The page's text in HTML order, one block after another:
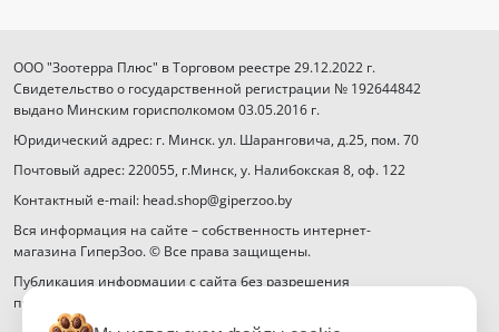
ООО "Зоотерра Плюс" в Торговом реестре 29.12.2022 г.
Свидетельство о государственной регистрации № 192644842
выдано Минским горисполкомом 03.05.2016 г.
Юридический адрес: г. Минск. ул. Шаранговича, д.25, пом. 70
Почтовый адрес: 220055, г.Минск, у. Налибокская 8, оф. 122
Контактный e-mail: head.shop@giperzoo.by
Вся информация на сайте – собственность интернет-
магазина ГиперЗоо. © Все права защищены.
Публикация информации с сайта без разрешения
правообладателя запрещена.